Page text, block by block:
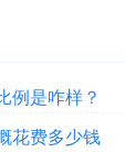
例是咋样？
花费多少钱